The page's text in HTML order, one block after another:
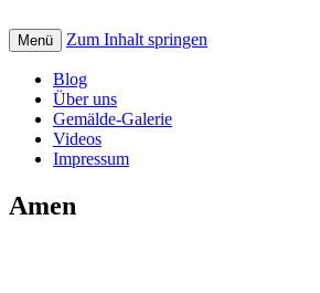
St. Petrus Kreativ
Creative art for God:
Menü Zum Inhalt springen
Blog
Über uns
Gemälde-Galerie
Videos
Impressum
Amen